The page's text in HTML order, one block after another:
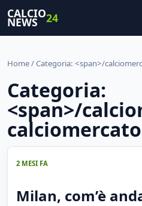
CALCIO
NEWS 24
Home/ Categoria: <span>/
Categoria:
<span>/
2 MESI FA
Milan, com’è